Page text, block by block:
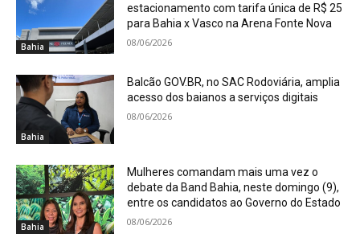
Bahia
estacionamento com tarifa única de R$ 25
para Bahia x Vasco na Arena Fonte Nova
08/06/2026
Bahia
Balcão GOV.BR, no SAC Rodoviária, amplia
acesso dos baianos a serviços digitais
08/06/2026
Bahia
Mulheres comandam mais uma vez o
debate da Band Bahia, neste domingo (9),
entre os candidatos ao Governo do Estado
08/06/2026